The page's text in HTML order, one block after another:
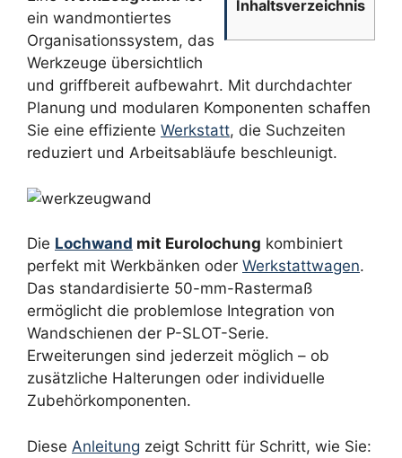
Inhaltsverzeichnis
ein wandmontiertes
Organisationssystem, das
Werkzeuge übersichtlich
und griffbereit aufbewahrt. Mit durchdachter
Planung und modularen Komponenten schaffen
Sie eine effiziente Werkstatt, die Suchzeiten
reduziert und Arbeitsabläufe beschleunigt.
Die Lochwand mit Eurolochung kombiniert
perfekt mit Werkbänken oder Werkstattwagen.
Das standardisierte 50-mm-Rastermaß
ermöglicht die problemlose Integration von
Wandschienen der P-SLOT-Serie.
Erweiterungen sind jederzeit möglich – ob
zusätzliche Halterungen oder individuelle
Zubehörkomponenten.
Diese Anleitung zeigt Schritt für Schritt, wie Sie: